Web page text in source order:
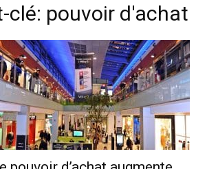
clé: pouvoir d'achat